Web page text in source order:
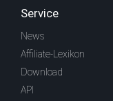
Service
News
Affiliate-Lexikon
Download
API